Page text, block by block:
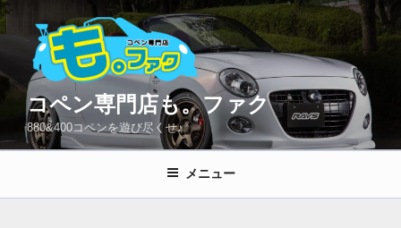
コ
ン
ン
ス
プ
コペン専門店も。ファク
880&400コペンを遊び尽くせ♪
メニュー